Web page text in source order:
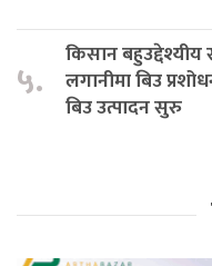
५.
किसान बहुउद्देश्यीय
लगानीमा बिउ
बिउ उत्पादन सुरु